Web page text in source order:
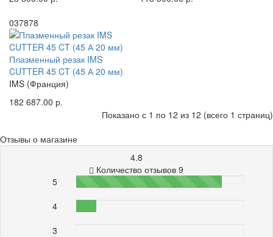
037878
Плазменный резак IMS
CUTTER 45 CT (45 А 20 мм)
IMS (Франция)
182 687.00 р.
Показано с 1 по 12 из 12 (всего 1 страниц)
Отзывы о магазине
4.8
Количество отзывов 9
5
87%
4
3